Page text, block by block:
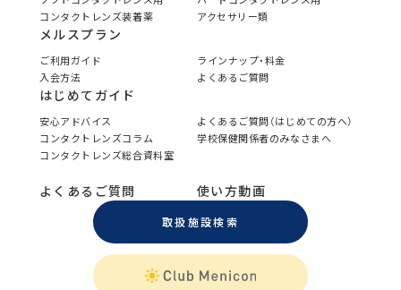
コンタクトレンズ装着薬
アクセサリー類
メルスプラン
ご利用ガイド
ラインナップ・料金
入会方法
よくあるご質問
はじめてガイド
安心アドバイス
よくあるご質問（はじめての方へ）
コンタクトレンズコラム
学校保健関係者のみなさまへ
コンタクトレンズ総合資料室
よくあるご質問 使い方動画
取扱施設検索